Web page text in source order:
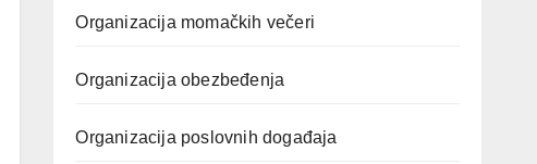
Organizacija momačkih večeri
Organizacija obezbeđenja
Organizacija poslovnih događaja